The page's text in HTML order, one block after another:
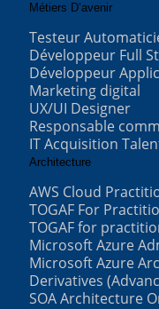
Métiers D’avenir
Testeur
Développeur Full
Développeur
Marketing digital
UX/UI Designer
Responsable
IT Acquisition
Architecture
AWS Cloud
TOGAF For
TOGAF for
Microsoft Azure
Microsoft Azure
Derivatives
SOA Architecture